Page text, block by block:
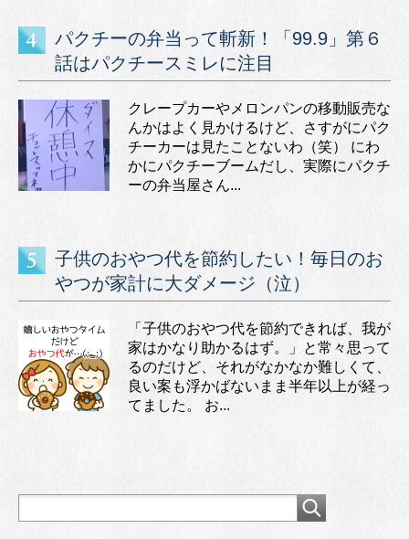
パクチーの弁当って斬新！「99.9」第６
話はパクチースミレに注目
クレープカーやメロンパンの移動販売な
んかはよく見かけるけど、さすがにパク
チーカーは見たことないわ（笑） にわ
かにパクチーブームだし、実際にパクチ
ーの弁当屋さん...
子供のおやつ代を節約したい！毎日のお
やつが家計に大ダメージ（泣）
「子供のおやつ代を節約できれば、我が
家はかなり助かるはず。」と常々思って
るのだけど、それがなかなか難しくて、
良い案も浮かばないまま半年以上が経っ
てました。 お...